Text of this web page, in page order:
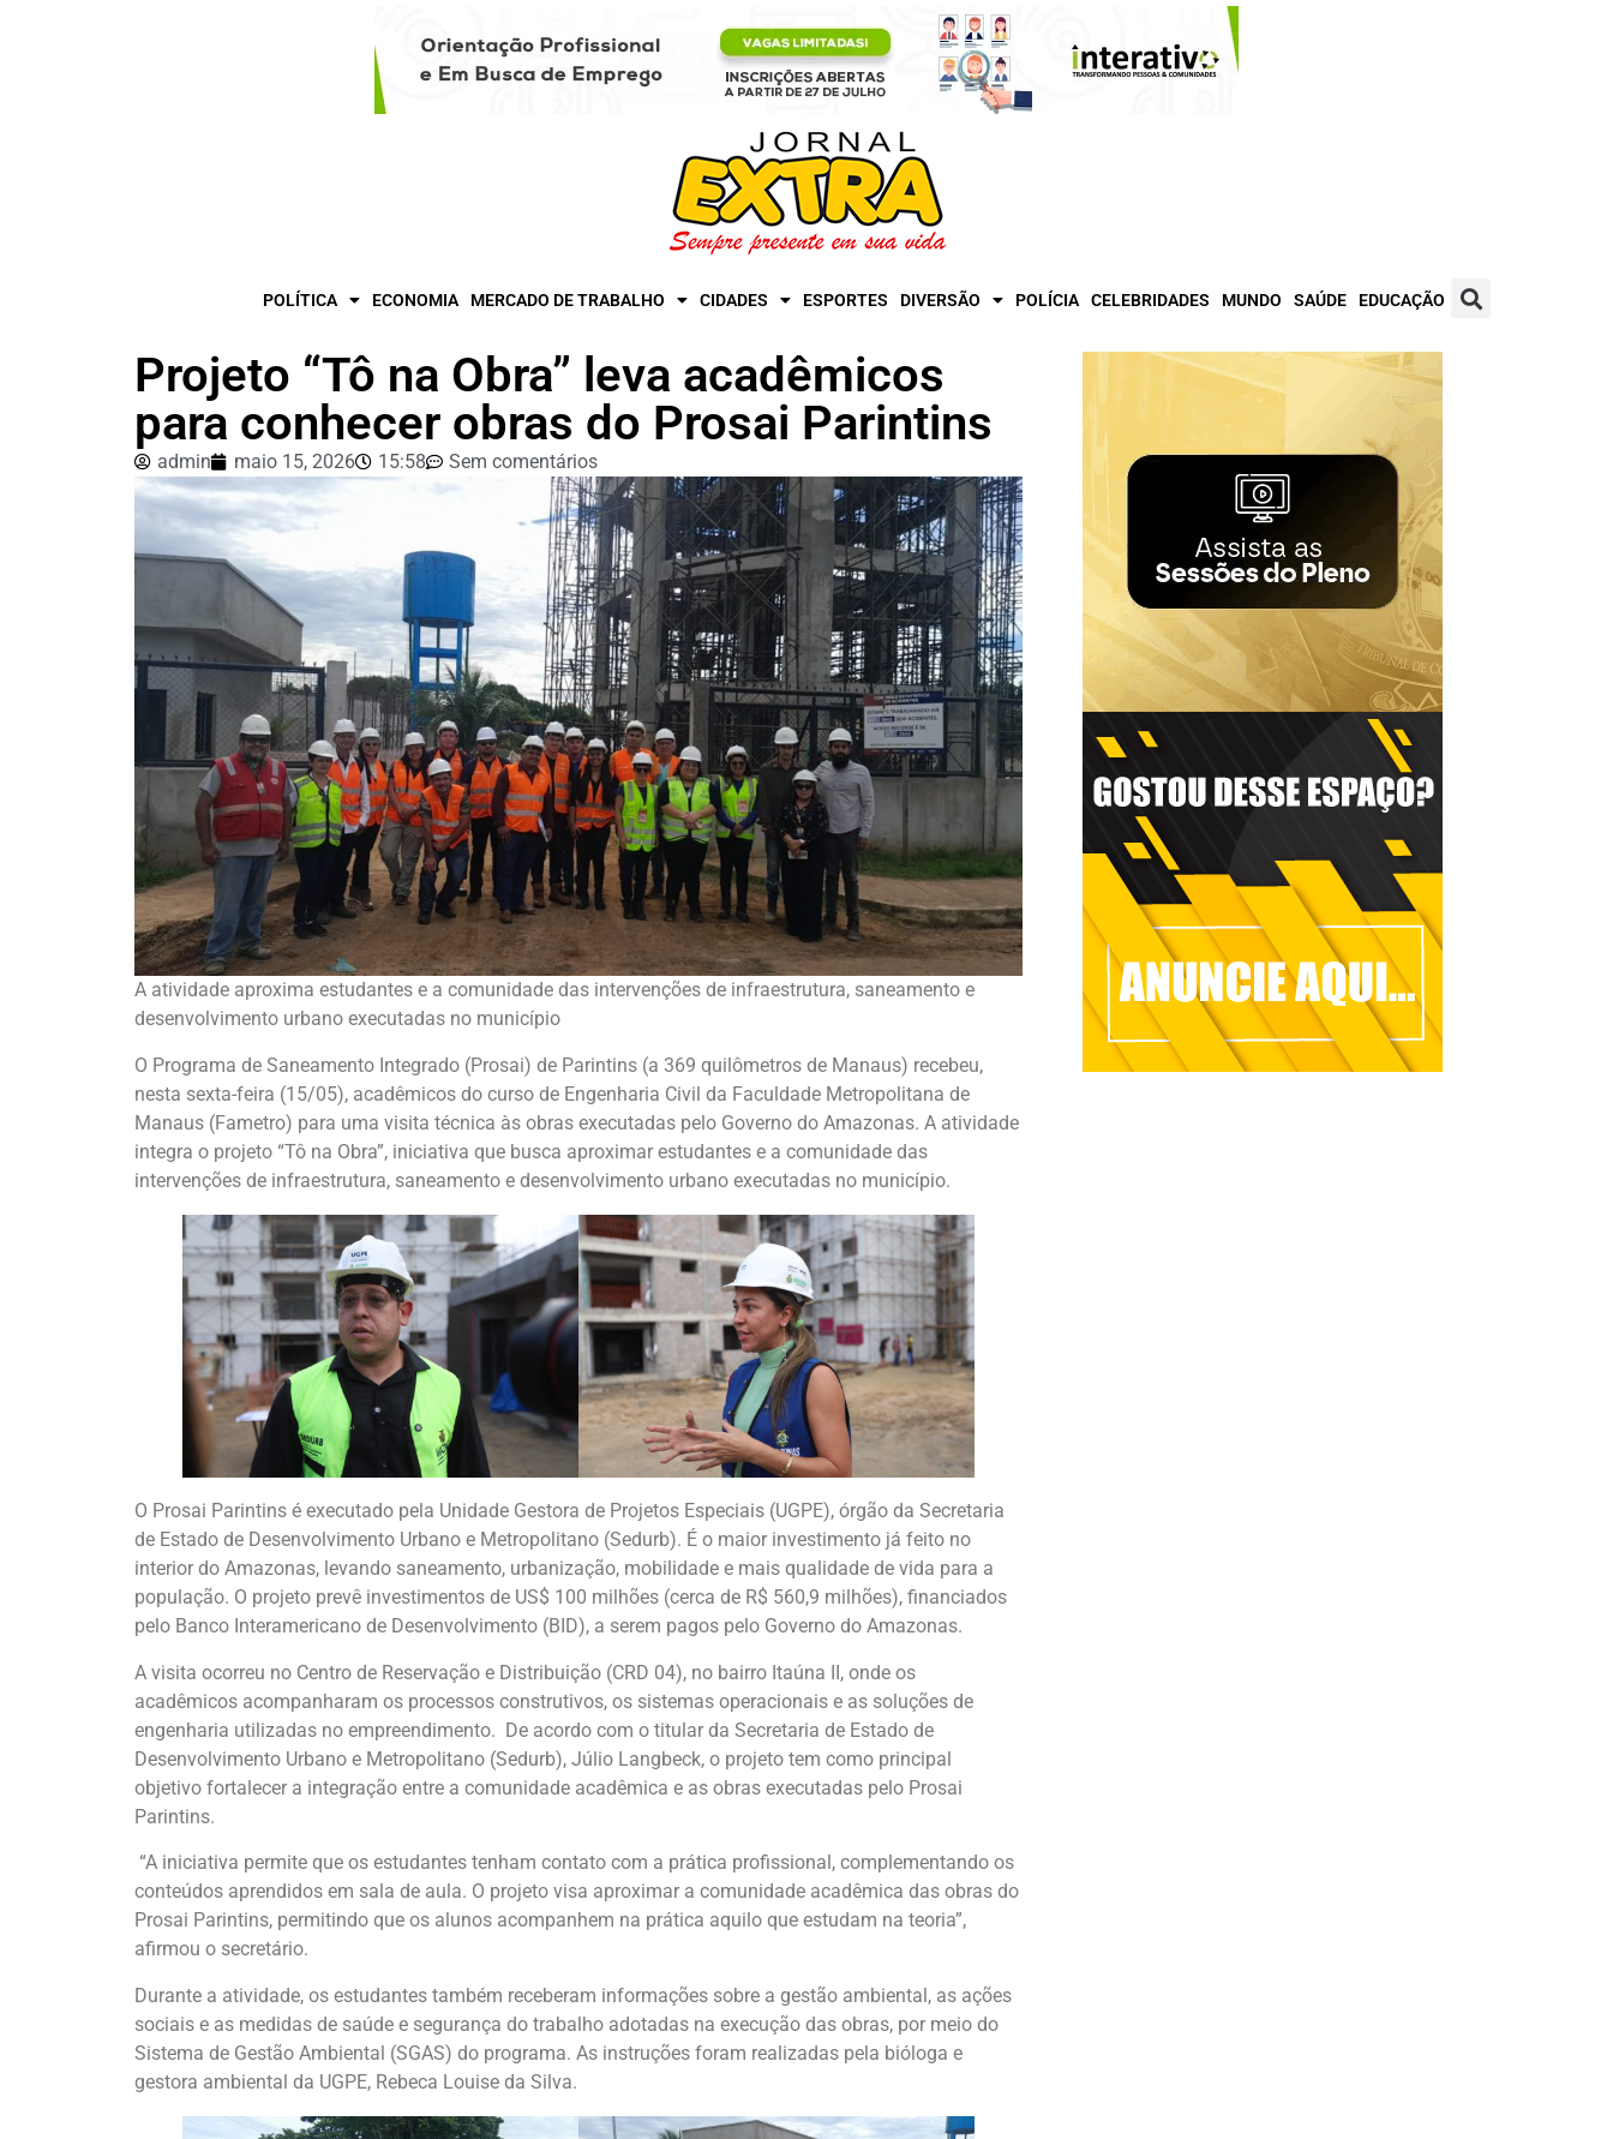
POLÍTICA ECONOMIA MERCADO DE TRABALHO CIDADES ESPORTES DIVERSÃO POLÍCIA CELEBRIDADES MUNDO SAÚDE EDUCAÇÃO
Projeto “Tô na Obra” leva acadêmicos
para conhecer obras do Prosai Parintins
admin maio 15, 2026 15:58 Sem comentários
A atividade aproxima estudantes e a comunidade das intervenções de infraestrutura, saneamento e
desenvolvimento urbano executadas no município
O Programa de Saneamento Integrado (Prosai) de Parintins (a 369 quilômetros de Manaus) recebeu,
nesta sexta-feira (15/05), acadêmicos do curso de Engenharia Civil da Faculdade Metropolitana de
Manaus (Fametro) para uma visita técnica às obras executadas pelo Governo do Amazonas. A atividade
integra o projeto “Tô na Obra”, iniciativa que busca aproximar estudantes e a comunidade das
intervenções de infraestrutura, saneamento e desenvolvimento urbano executadas no município.
O Prosai Parintins é executado pela Unidade Gestora de Projetos Especiais (UGPE), órgão da Secretaria
de Estado de Desenvolvimento Urbano e Metropolitano (Sedurb). É o maior investimento já feito no
interior do Amazonas, levando saneamento, urbanização, mobilidade e mais qualidade de vida para a
população. O projeto prevê investimentos de US$ 100 milhões (cerca de R$ 560,9 milhões), financiados
pelo Banco Interamericano de Desenvolvimento (BID), a serem pagos pelo Governo do Amazonas.
A visita ocorreu no Centro de Reservação e Distribuição (CRD 04), no bairro Itaúna II, onde os
acadêmicos acompanharam os processos construtivos, os sistemas operacionais e as soluções de
engenharia utilizadas no empreendimento. De acordo com o titular da Secretaria de Estado de
Desenvolvimento Urbano e Metropolitano (Sedurb), Júlio Langbeck, o projeto tem como principal
objetivo fortalecer a integração entre a comunidade acadêmica e as obras executadas pelo Prosai
Parintins.
“A iniciativa permite que os estudantes tenham contato com a prática profissional, complementando os
conteúdos aprendidos em sala de aula. O projeto visa aproximar a comunidade acadêmica das obras do
Prosai Parintins, permitindo que os alunos acompanhem na prática aquilo que estudam na teoria”,
afirmou o secretário.
Durante a atividade, os estudantes também receberam informações sobre a gestão ambiental, as ações
sociais e as medidas de saúde e segurança do trabalho adotadas na execução das obras, por meio do
Sistema de Gestão Ambiental (SGAS) do programa. As instruções foram realizadas pela bióloga e
gestora ambiental da UGPE, Rebeca Louise da Silva.